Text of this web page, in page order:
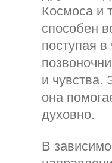
Космоса и
способен
поступая в
и чувства.
она
духовно.
В